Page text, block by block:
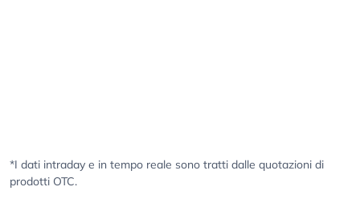
*I dati intraday e in tempo reale sono tratti dalle quotazioni di
prodotti OTC.